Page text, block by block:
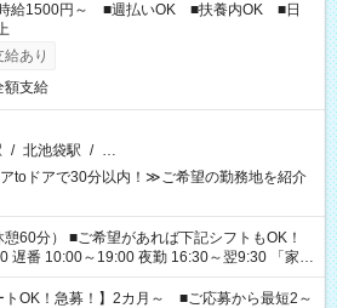
給1500円～ ■週払いOK ■扶養内OK ■日
あり
額支給
/ 北池袋駅 / …
toドアで30分以内！≫ご希望の勤務地を紹介
ば下記シフトもOK！
番 10:00～19:00 夜勤 16:30～翌9:30 「家族
い」 「余裕を持って夕飯の準備がしたい」
したくない」 など、ご希望を教えてください
トOK！急募！】2カ月～ ■ご応募から最短2～